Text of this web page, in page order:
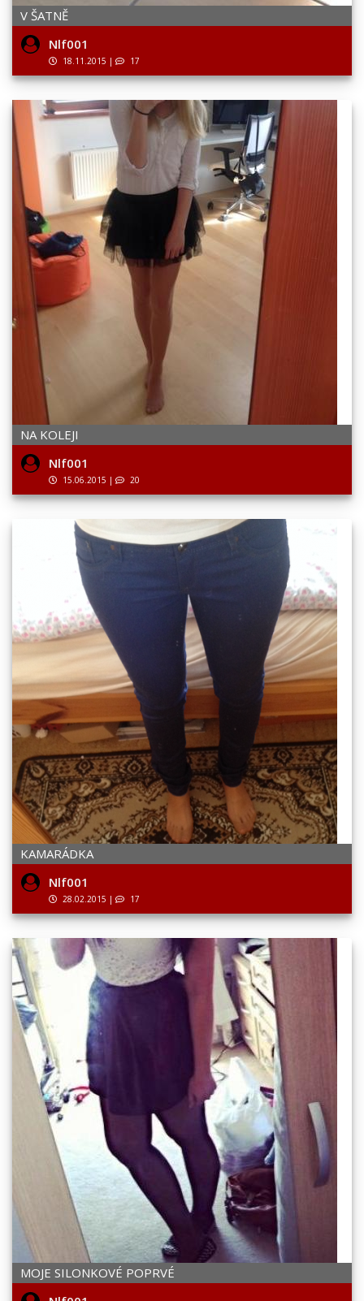
V ŠATNĚ
Nlf001
18.11.2015 | 17
NA KOLEJI
Nlf001
15.06.2015 | 20
KAMARÁDKA
Nlf001
28.02.2015 | 17
MOJE SILONKOVÉ POPRVÉ